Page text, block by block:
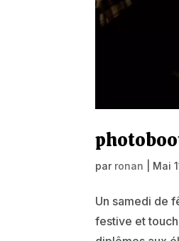
par ronan Mai
Un samedi de
festive et